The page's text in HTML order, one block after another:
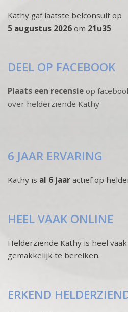
Kathy gaf laatste belconsult op
5 augustus 2026 om 21u35
DEEL OP FACEBOOK
Plaats een recensie op
over helderziende Kathy
6 JAAR ERVARING
Kathy is al 6 jaar actief op
HEEL VAAK ONLINE
Helderziende Kathy is heel
gemakkelijk te bereiken.
ERKEND